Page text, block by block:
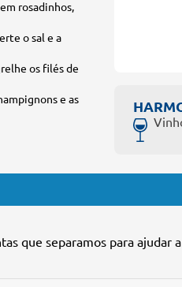
rosadinhos,
o sal e a
os filés de
e as
que separamos para ajudar